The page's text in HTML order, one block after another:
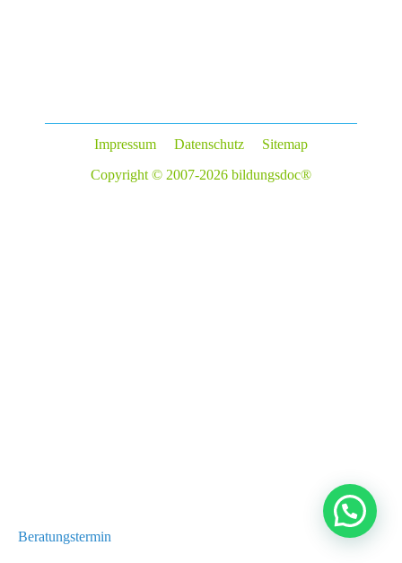
Impressum Datenschutz
Sitemap
Copyright © 2007-2026 bildungsdoc®
Beratungstermin